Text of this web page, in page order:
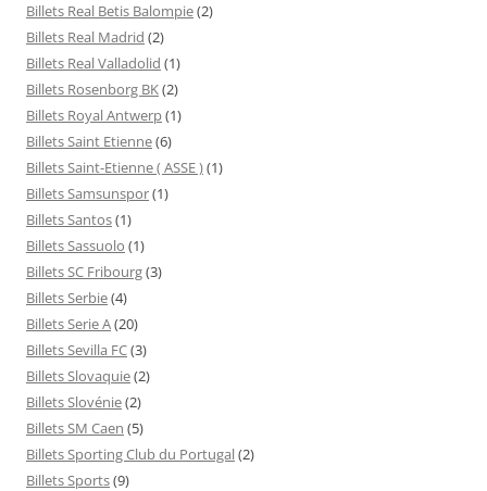
Billets Real Betis Balompie(2)
Billets Real Madrid (2)
Billets Real Valladolid (1)
Billets Rosenborg BK(2)
Billets Royal Antwerp(1)
Billets Saint Etienne(6)
Billets Saint-Etienne ( ASSE )(1)
Billets Samsunspor(1)
Billets Santos(1)
Billets Sassuolo (1)
Billets SC Fribourg(3)
Billets Serbie(4)
Billets Serie A(20)
Billets Sevilla FC(3)
Billets Slovaquie(2)
Billets Slovénie(2)
Billets SM Caen (5)
Billets Sporting Club du Portugal(2)
Billets Sports(9)